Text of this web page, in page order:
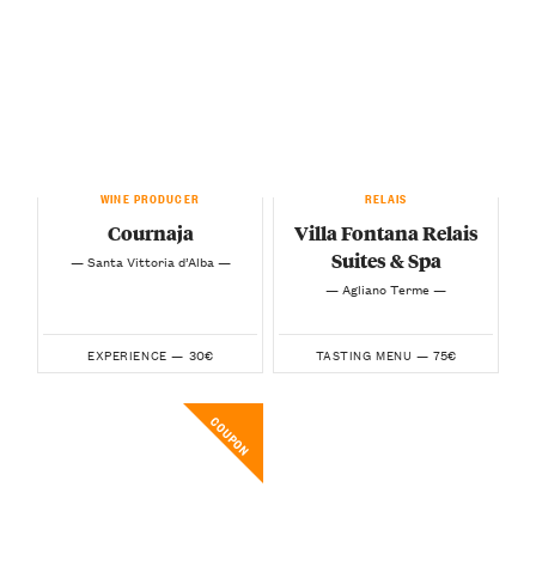
WINE PRODUCER
Cournaja
— Santa Vittoria d’Alba —
EXPERIENCE — 30€
RELAIS
Villa Fontana Relais
Suites & Spa
— Agliano Terme —
TASTING MENU — 75€
COUPON